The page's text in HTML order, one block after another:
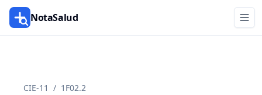
NotaSalud
CIE-11 / 1F02.2